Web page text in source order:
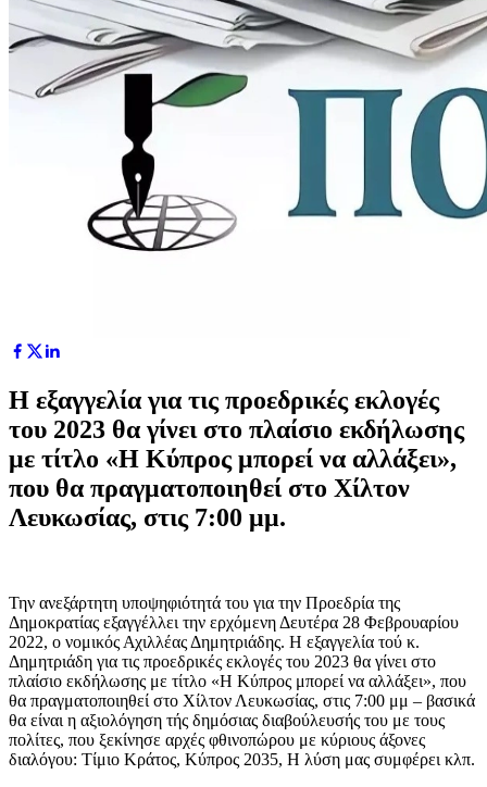
Η εξαγγελία για τις προεδρικές εκλογές
του 2023 θα γίνει στο πλαίσιο εκδήλωσης
με τίτλο «Η Κύπρος μπορεί να αλλάξει»,
που θα πραγματοποιηθεί στο Χίλτον
Λευκωσίας, στις 7:00 μμ.
Την ανεξάρτητη υποψηφιότητά του για την Προεδρία της
Δημοκρατίας εξαγγέλλει την ερχόμενη Δευτέρα 28 Φεβρουαρίου
2022, ο νομικός Αχιλλέας Δημητριάδης. Η εξαγγελία τού κ.
Δημητριάδη για τις προεδρικές εκλογές του 2023 θα γίνει στο
πλαίσιο εκδήλωσης με τίτλο «Η Κύπρος μπορεί να αλλάξει», που
θα πραγματοποιηθεί στο Χίλτον Λευκωσίας, στις 7:00 μμ – βασικά
θα είναι η αξιολόγηση τής δημόσιας διαβούλευσής του με τους
πολίτες, που ξεκίνησε αρχές φθινοπώρου με κύριους άξονες
διαλόγου: Τίμιο Κράτος, Κύπρος 2035, Η λύση μας συμφέρει κλπ.